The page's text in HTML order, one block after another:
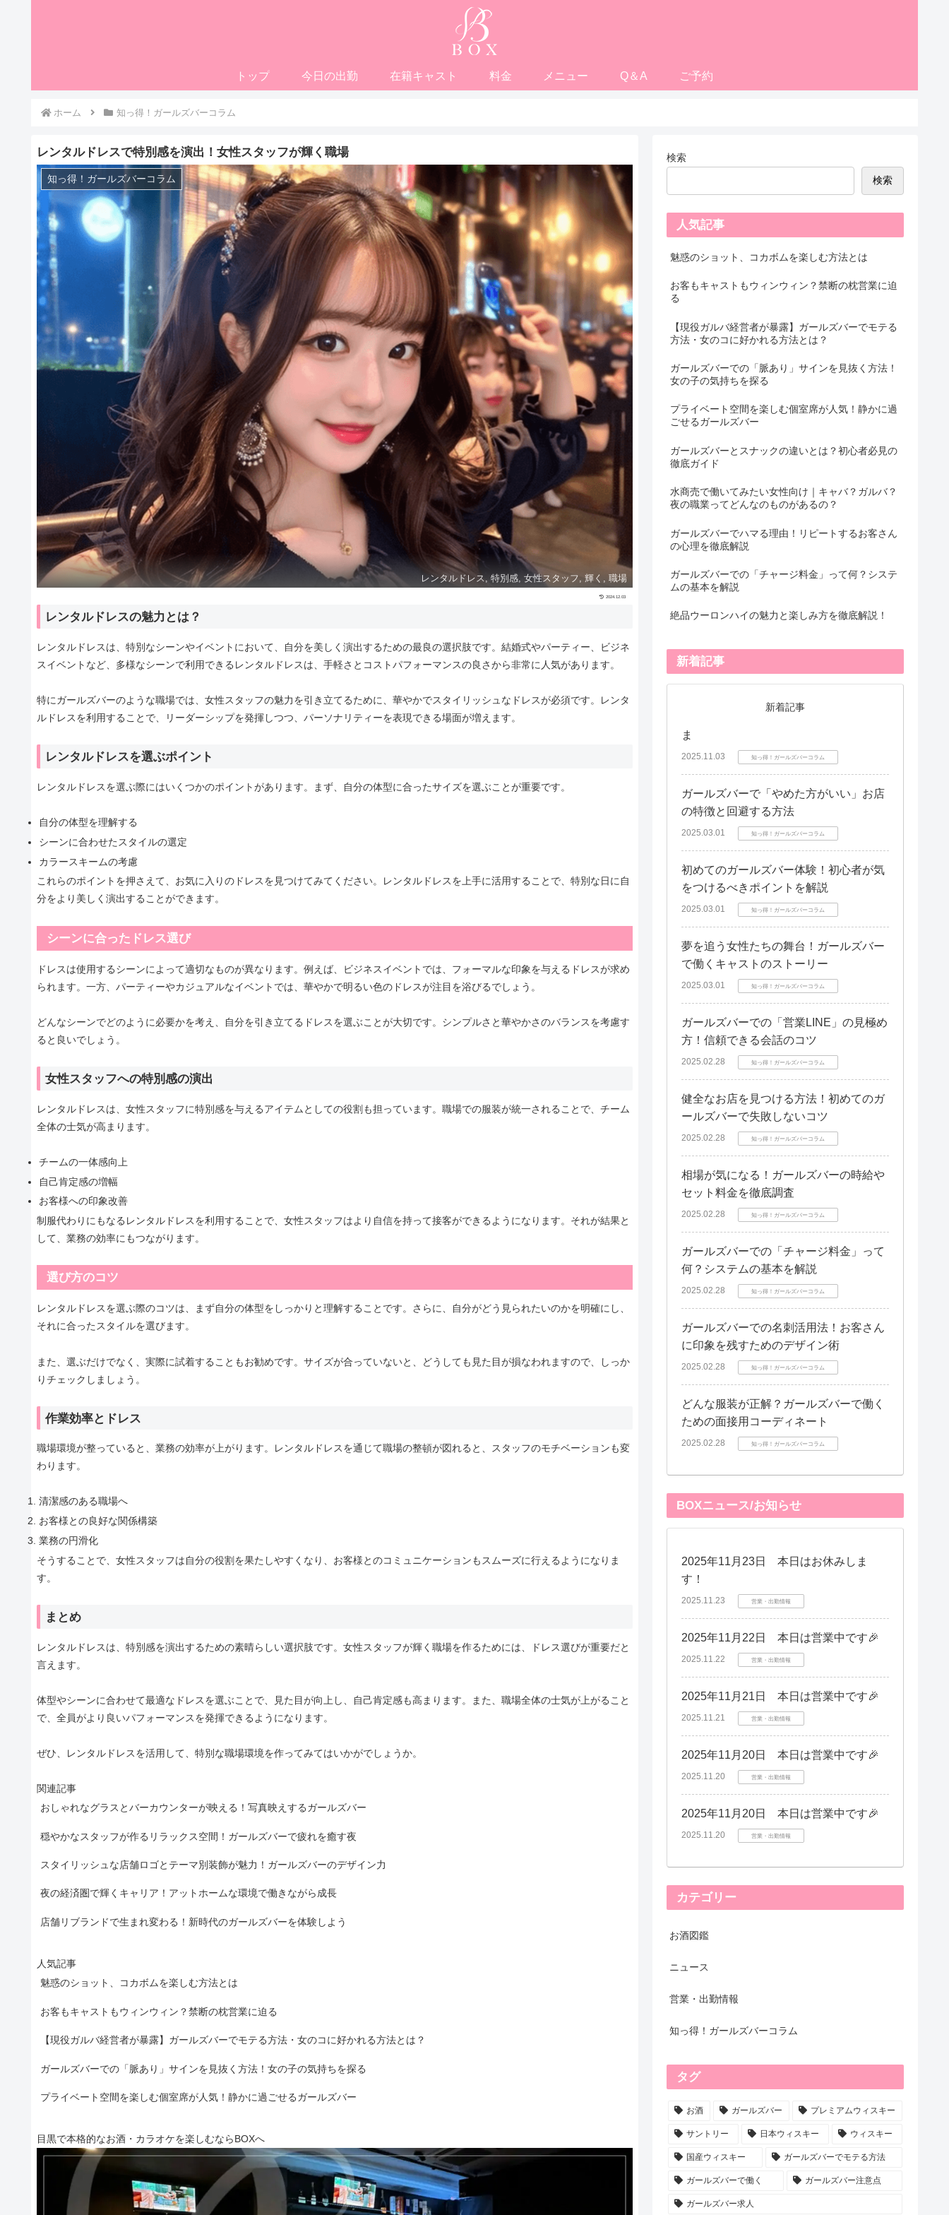
トップ 今日の出勤 在籍キャスト 料金 メニュー Q＆A ご予約
ホーム 知っ得！ガールズバーコラム
レンタルドレスで特別感を演出！女性スタッフが輝く職場
知っ得！ガールズバーコラム
レンタルドレス, 特別感, 女性スタッフ, 輝く, 職場
2024.12.03
レンタルドレスの魅力とは？
レンタルドレスは、特別なシーンやイベントにおいて、自分を美しく演出するための最良の選択肢です。結婚式やパーティー、ビジネ
スイベントなど、多様なシーンで利用できるレンタルドレスは、手軽さとコストパフォーマンスの良さから非常に人気があります。
特にガールズバーのような職場では、女性スタッフの魅力を引き立てるために、華やかでスタイリッシュなドレスが必須です。レンタ
ルドレスを利用することで、リーダーシップを発揮しつつ、パーソナリティーを表現できる場面が増えます。
レンタルドレスを選ぶポイント
レンタルドレスを選ぶ際にはいくつかのポイントがあります。まず、自分の体型に合ったサイズを選ぶことが重要です。
自分の体型を理解する
シーンに合わせたスタイルの選定
カラースキームの考慮
これらのポイントを押さえて、お気に入りのドレスを見つけてみてください。レンタルドレスを上手に活用することで、特別な日に自
分をより美しく演出することができます。
シーンに合ったドレス選び
ドレスは使用するシーンによって適切なものが異なります。例えば、ビジネスイベントでは、フォーマルな印象を与えるドレスが求め
られます。一方、パーティーやカジュアルなイベントでは、華やかで明るい色のドレスが注目を浴びるでしょう。
どんなシーンでどのように必要かを考え、自分を引き立てるドレスを選ぶことが大切です。シンプルさと華やかさのバランスを考慮す
ると良いでしょう。
女性スタッフへの特別感の演出
レンタルドレスは、女性スタッフに特別感を与えるアイテムとしての役割も担っています。職場での服装が統一されることで、チーム
全体の士気が高まります。
チームの一体感向上
自己肯定感の増幅
お客様への印象改善
制服代わりにもなるレンタルドレスを利用することで、女性スタッフはより自信を持って接客ができるようになります。それが結果と
して、業務の効率にもつながります。
選び方のコツ
レンタルドレスを選ぶ際のコツは、まず自分の体型をしっかりと理解することです。さらに、自分がどう見られたいのかを明確にし、
それに合ったスタイルを選びます。
また、選ぶだけでなく、実際に試着することもお勧めです。サイズが合っていないと、どうしても見た目が損なわれますので、しっか
りチェックしましょう。
作業効率とドレス
職場環境が整っていると、業務の効率が上がります。レンタルドレスを通じて職場の整頓が図れると、スタッフのモチベーションも変
わります。
清潔感のある職場へ
お客様との良好な関係構築
業務の円滑化
そうすることで、女性スタッフは自分の役割を果たしやすくなり、お客様とのコミュニケーションもスムーズに行えるようになりま
す。
まとめ
レンタルドレスは、特別感を演出するための素晴らしい選択肢です。女性スタッフが輝く職場を作るためには、ドレス選びが重要だと
言えます。
体型やシーンに合わせて最適なドレスを選ぶことで、見た目が向上し、自己肯定感も高まります。また、職場全体の士気が上がること
で、全員がより良いパフォーマンスを発揮できるようになります。
ぜひ、レンタルドレスを活用して、特別な職場環境を作ってみてはいかがでしょうか。
関連記事
おしゃれなグラスとバーカウンターが映える！写真映えするガールズバー
穏やかなスタッフが作るリラックス空間！ガールズバーで疲れを癒す夜
スタイリッシュな店舗ロゴとテーマ別装飾が魅力！ガールズバーのデザイン力
夜の経済圏で輝くキャリア！アットホームな環境で働きながら成長
店舗リブランドで生まれ変わる！新時代のガールズバーを体験しよう
人気記事
魅惑のショット、コカボムを楽しむ方法とは
お客もキャストもウィンウィン？禁断の枕営業に迫る
【現役ガルバ経営者が暴露】ガールズバーでモテる方法・女のコに好かれる方法とは？
ガールズバーでの「脈あり」サインを見抜く方法！女の子の気持ちを探る
プライベート空間を楽しむ個室席が人気！静かに過ごせるガールズバー
目黒で本格的なお酒・カラオケを楽しむならBOXへ
検索
検索
人気記事
魅惑のショット、コカボムを楽しむ方法とは
お客もキャストもウィンウィン？禁断の枕営業に迫
る
【現役ガルバ経営者が暴露】ガールズバーでモテる
方法・女のコに好かれる方法とは？
ガールズバーでの「脈あり」サインを見抜く方法！
女の子の気持ちを探る
プライベート空間を楽しむ個室席が人気！静かに過
ごせるガールズバー
ガールズバーとスナックの違いとは？初心者必見の
徹底ガイド
水商売で働いてみたい女性向け｜キャバ？ガルバ？
夜の職業ってどんなのものがあるの？
ガールズバーでハマる理由！リピートするお客さん
の心理を徹底解説
ガールズバーでの「チャージ料金」って何？システ
ムの基本を解説
絶品ウーロンハイの魅力と楽しみ方を徹底解説！
新着記事
新着記事
ま
2025.11.03 知っ得！ガールズバーコラム
ガールズバーで「やめた方がいい」お店
の特徴と回避する方法
2025.03.01 知っ得！ガールズバーコラム
初めてのガールズバー体験！初心者が気
をつけるべきポイントを解説
2025.03.01 知っ得！ガールズバーコラム
夢を追う女性たちの舞台！ガールズバー
で働くキャストのストーリー
2025.03.01 知っ得！ガールズバーコラム
ガールズバーでの「営業LINE」の見極め
方！信頼できる会話のコツ
2025.02.28 知っ得！ガールズバーコラム
健全なお店を見つける方法！初めてのガ
ールズバーで失敗しないコツ
2025.02.28 知っ得！ガールズバーコラム
相場が気になる！ガールズバーの時給や
セット料金を徹底調査
2025.02.28 知っ得！ガールズバーコラム
ガールズバーでの「チャージ料金」って
何？システムの基本を解説
2025.02.28 知っ得！ガールズバーコラム
ガールズバーでの名刺活用法！お客さん
に印象を残すためのデザイン術
2025.02.28 知っ得！ガールズバーコラム
どんな服装が正解？ガールズバーで働く
ための面接用コーディネート
2025.02.28 知っ得！ガールズバーコラム
BOXニュース/お知らせ
2025年11月23日 本日はお休みしま
す！
2025.11.23 営業・出勤情報
2025年11月22日 本日は営業中です🎉
2025.11.22 営業・出勤情報
2025年11月21日 本日は営業中です🎉
2025.11.21 営業・出勤情報
2025年11月20日 本日は営業中です🎉
2025.11.20 営業・出勤情報
2025年11月20日 本日は営業中です🎉
2025.11.20 営業・出勤情報
カテゴリー
お酒図鑑
ニュース
営業・出勤情報
知っ得！ガールズバーコラム
タグ
お酒 ガールズバー プレミアムウィスキー
サントリー 日本ウィスキー ウィスキー
国産ウィスキー ガールズバーでモテる方法
ガールズバーで働く ガールズバー注意点
ガールズバー求人